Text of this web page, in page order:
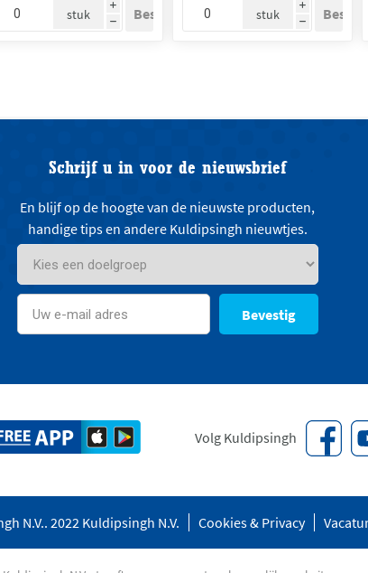
i
h
stuk
i
h
stuk
Schrijf u in voor de nieuwsbrief
En blijf op de hoogte van de nieuwste producten,
handige tips en andere Kuldipsingh nieuwtjes.
Bevestig
Volg Kuldipsingh
N.V.. 2022 Kuldipsingh N.V. Cookies & Privacy